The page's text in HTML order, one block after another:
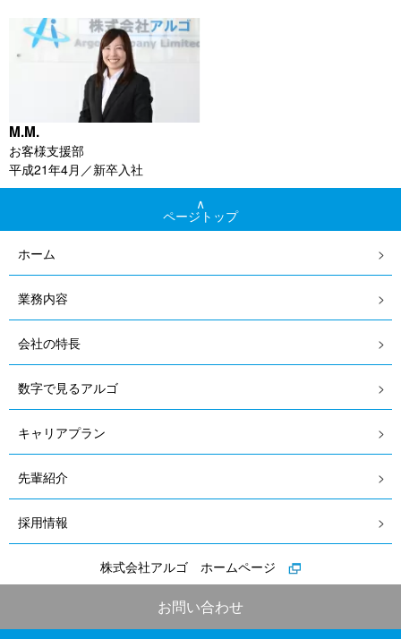
M.M.
お客様支援部
平成21年4月／新卒入社
∧
ページトップ
ホーム
業務内容
会社の特長
数字で見るアルゴ
キャリアプラン
先輩紹介
採用情報
株式会社アルゴ ホームページ
お問い合わせ